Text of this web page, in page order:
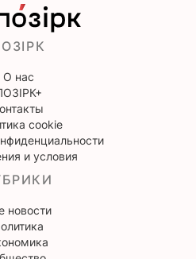
О нас
cookie
и условия
новости